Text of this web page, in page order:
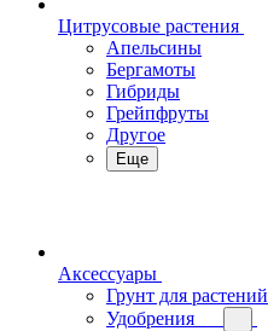
Цитрусовые растения
Апельсины
Бергамоты
Гибриды
Грейпфруты
Другое
Еще
Аксессуары
Грунт для растений
Удобрения